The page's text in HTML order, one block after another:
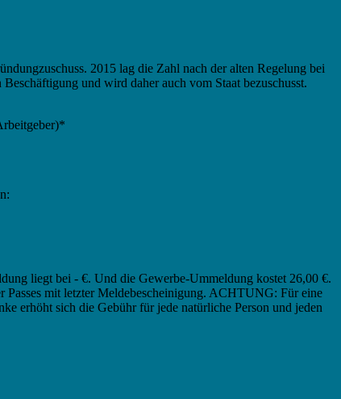
2015 lag die Zahl nach der alten Regelung bei
und wird daher auch vom Staat bezuschusst.
liegt bei - €. Und die Gewerbe-Ummeldung kostet 26,00 €.
Passes mit letzter Meldebescheinigung. ACHTUNG: Für eine
erhöht sich die Gebühr für jede natürliche Person und jeden